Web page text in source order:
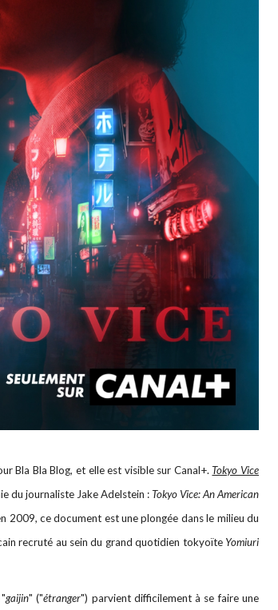
Bla Bla Blog, et elle est visible sur Canal+.Tokyo Vice
du journaliste Jake Adelstein :Tokyo Vice: An American
2009, ce document est une plongée dans le milieu du
recruté au sein du grand quotidien tokyoïte Yomiuri
gaijin" ("étranger") parvient difficilement à se faire une